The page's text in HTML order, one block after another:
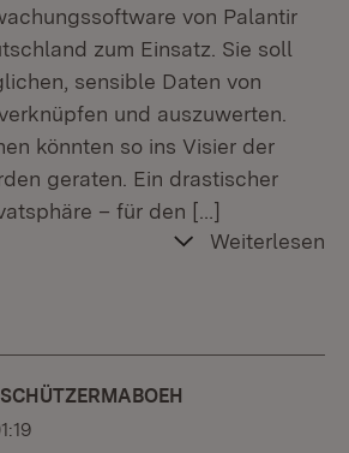
von Palantir
zum Einsatz. Sie soll
sensible Daten von
und auszuwerten.
könnten so ins Visier der
geraten. Ein drastischer
– für den […]
Weiterlesen